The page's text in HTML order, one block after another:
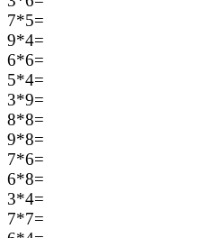
7*5=
9*4=
6*6=
5*4=
3*9=
8*8=
9*8=
7*6=
6*8=
3*4=
7*7=